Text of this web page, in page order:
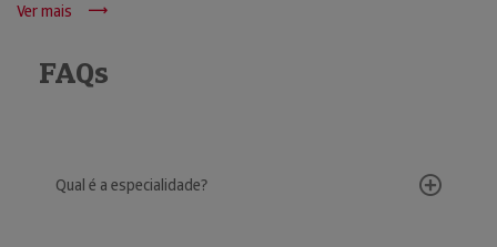
Ver mais
FAQs
Qual é a especialidade?